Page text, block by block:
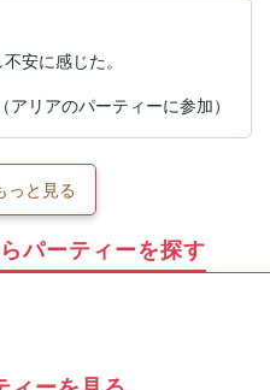
安に感じた。
リアのパーティーに参加）
っと見る
パーティーを探す